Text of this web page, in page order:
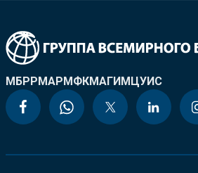
МБРРМАРМФКМАГИМЦУИС